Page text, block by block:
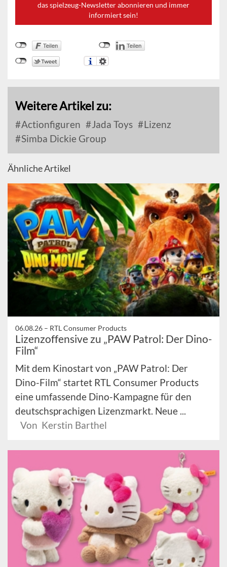
das spielzeug-Newsletter abonnieren und immer
informiert sein!
Weitere Artikel zu:
Actionfiguren Jada Toys
Lizenz
Simba Dickie Group
Ähnliche Artikel
06.08.26 – RTL Consumer Products
Lizenzoffensive zu „PAW Patrol: Der Dino-
Film“
Mit dem Kinostart von „PAW Patrol: Der
Dino-Film“ startet RTL Consumer Products
eine umfassende Dino-Kampagne für den
deutschsprachigen Lizenzmarkt. Neue ...
Von Kerstin Barthel